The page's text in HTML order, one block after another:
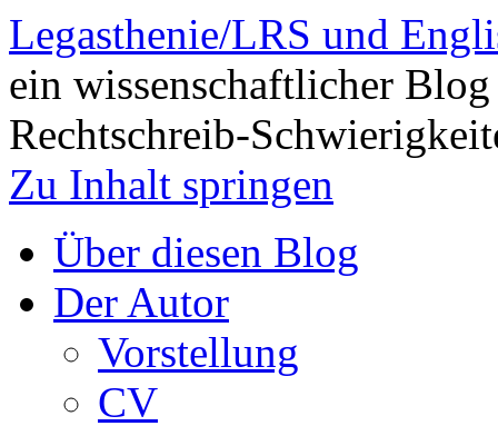
Legasthenie/LRS und
ein wissenschaftlicher
Rechtschreib-
Zu Inhalt springen
Über diesen Blog
Der Autor
Vorstellung
CV